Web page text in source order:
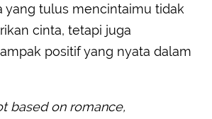
yang tulus mencintaimu tidak
cinta, tetapi juga
positif yang nyata dalam
based on romance,